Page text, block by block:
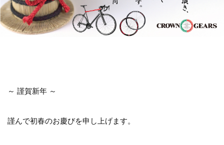
～ 謹賀新年 ～
謹んで初春のお慶びを申し上げます。